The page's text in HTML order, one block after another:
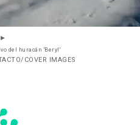
del huracán 'Beryl'
COVER IMAGES